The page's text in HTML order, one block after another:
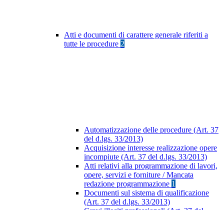
Atti e documenti di carattere generale riferiti a
tutte le procedure 2
Automatizzazione delle procedure (Art. 37
del d.lgs. 33/2013)
Acquisizione interesse realizzazione opere
incompiute (Art. 37 del d.lgs. 33/2013)
Atti relativi alla programmazione di lavori,
opere, servizi e forniture / Mancata
redazione programmazione 1
Documenti sul sistema di qualificazione
(Art. 37 del d.lgs. 33/2013)